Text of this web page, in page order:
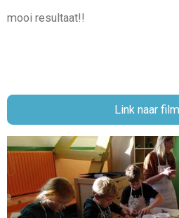
mooi resultaat!!
Link naar